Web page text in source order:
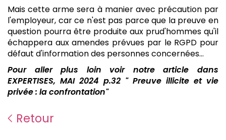
Mais cette arme sera à manier avec précaution par
l'employeur, car ce n'est pas parce que la preuve en
question pourra être produite aux prud'hommes qu'il
échappera aux amendes prévues par le RGPD pour
défaut d'information des personnes concernées...
Pour aller plus loin voir notre article dans
EXPERTISES, MAI 2024 p.32 " Preuve illicite et vie
privée : la confrontation"
Retour